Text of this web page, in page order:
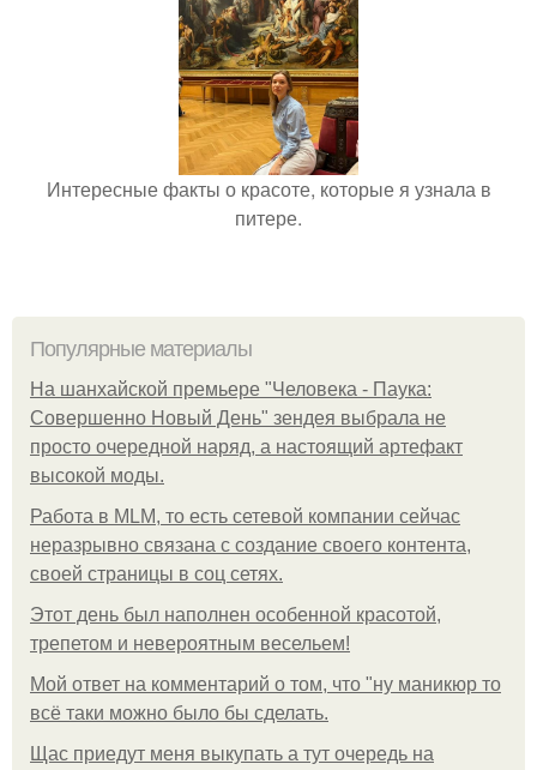
Интересные факты о красоте, которые я узнала в
питере.
Популярные материалы
На шанхайской премьере "Человека - Паука:
Совершенно Новый День" зендея выбрала не
просто очередной наряд, а настоящий артефакт
высокой моды.
Работа в MLM, то есть сетевой компании сейчас
неразрывно связана с создание своего контента,
своей страницы в соц сетях.
Этот день был наполнен особенной красотой,
трепетом и невероятным весельем!
Мой ответ на комментарий о том, что "ну маникюр то
всё таки можно было бы сделать.
Щас приедут меня выкупать а тут очередь на